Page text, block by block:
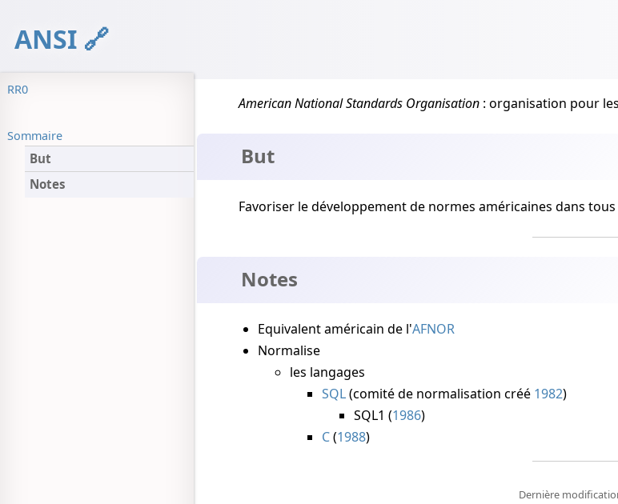
ANSI
RR0
Sommaire
But
Notes
American National Standards Organisation : organisation pour
But
Favoriser le développement de normes américaines dans
Notes
Equivalent américain de l'AFNOR
Normalise
les langages
SQL(comité de normalisation créé 1982)
SQL1 (1986)
C(1988)
Dernière